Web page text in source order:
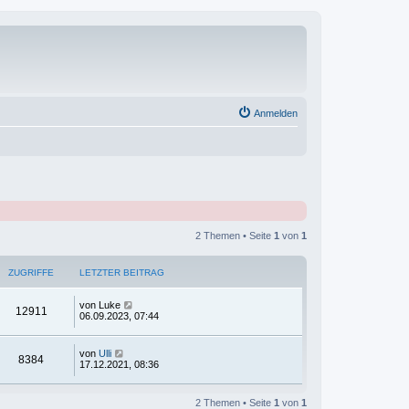
Anmelden
2 Themen • Seite 1 von 1
ZUGRIFFE LETZTER BEITRAG
12911 von Luke
06.09.2023, 07:44
8384 von Ulli
17.12.2021, 08:36
2 Themen • Seite 1 von 1